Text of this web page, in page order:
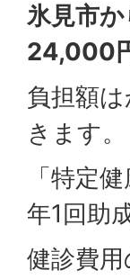
氷見市
24,000
負担額
きます。
「特定
年1回助
健診費